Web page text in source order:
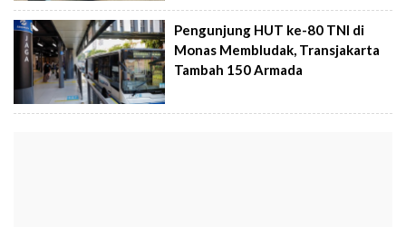
Pengunjung HUT ke-80 TNI di
Monas Membludak, Transjakarta
Tambah 150 Armada